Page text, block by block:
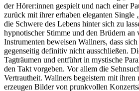
der Hörer:innen gespielt und nach einer
zurück mit ihrer erhaben eleganten Single
die Schwere des Lebens hinter sich zu
hypnotischer Stimme und den Brüdern an
Instrumenten beweisen Wallners, dass
gegenseitig definitiv nicht ausschließen.
Tagträumen und entführt in mystische
den Takt vorgeben. Vor allem die
Vertrautheit. Wallners begeistern mit ihren
erzeugen Bilder von prunkvollen